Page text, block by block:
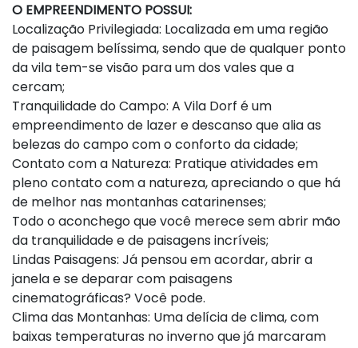
O EMPREENDIMENTO POSSUI:
Localização Privilegiada: Localizada em uma região
de paisagem belíssima, sendo que de qualquer ponto
da vila tem-se visão para um dos vales que a
cercam;
Tranquilidade do Campo: A Vila Dorf é um
empreendimento de lazer e descanso que alia as
belezas do campo com o conforto da cidade;
Contato com a Natureza: Pratique atividades em
pleno contato com a natureza, apreciando o que há
de melhor nas montanhas catarinenses;
Todo o aconchego que você merece sem abrir mão
da tranquilidade e de paisagens incríveis;
Lindas Paisagens: Já pensou em acordar, abrir a
janela e se deparar com paisagens
cinematográficas? Você pode.
Clima das Montanhas: Uma delícia de clima, com
baixas temperaturas no inverno que já marcaram